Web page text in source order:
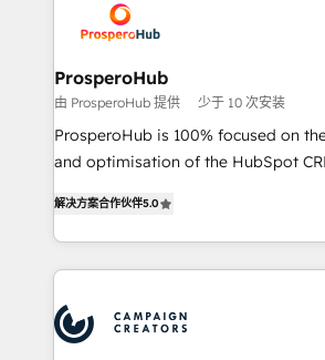
Accreditations. Based in Canada
services are offered in both English &
reales. Nos caracterizamos por
técnica con una mirada estratégica a
ProsperoHub
由 ProsperoHub 提供 少于 10 次安装
ProsperoHub is 100% focused on
and optimisation of the HubSpot CRM
ensure that you achieve maximum
ROI from your HubSpot investment. Use our
extensive HubSpot, sales,
HubSpot journey, design and
processes and skilfully bring your
解决方案合作伙伴5.0